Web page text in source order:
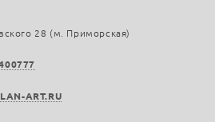
28 (м. Приморская)
ART.RU